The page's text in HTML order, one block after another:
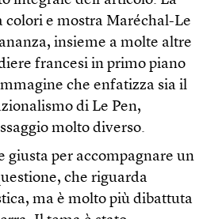
colori e mostra Maréchal-Le
insieme a molte altre
francesi in primo piano
che enfatizza sia il
di Le Pen,
molto diverso.
giusta per accompagnare un
che riguarda
ma è molto più dibattuta